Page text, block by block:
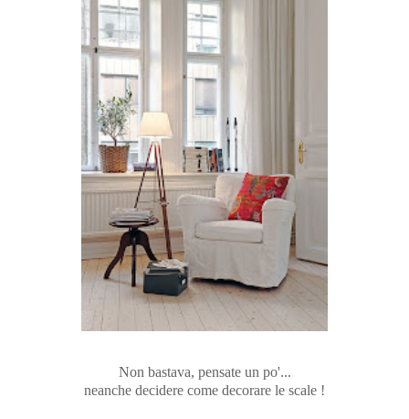
Non bastava, pensate un po'...
neanche decidere come decorare le scale !